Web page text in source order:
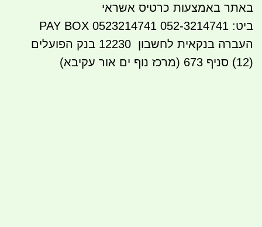
באתר באמצעות כרטיס אשראי
ביט: 052-3214741 PAY BOX 0523214741
העברה בנקאית לחשבון 12230 בנק הפועלים
(12) סניף 673 (מרכז נוף ים אור עקיבא)